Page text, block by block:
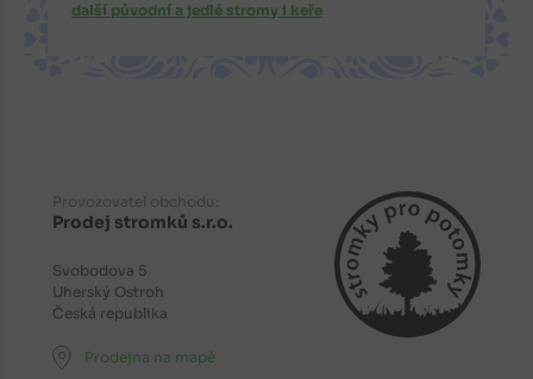
další původní a jedlé stromy i keře
Provozovatel obchodu:
Prodej stromků s.r.o.
Svobodova 5
Uherský Ostroh
Česká republika
Prodejna na mapě